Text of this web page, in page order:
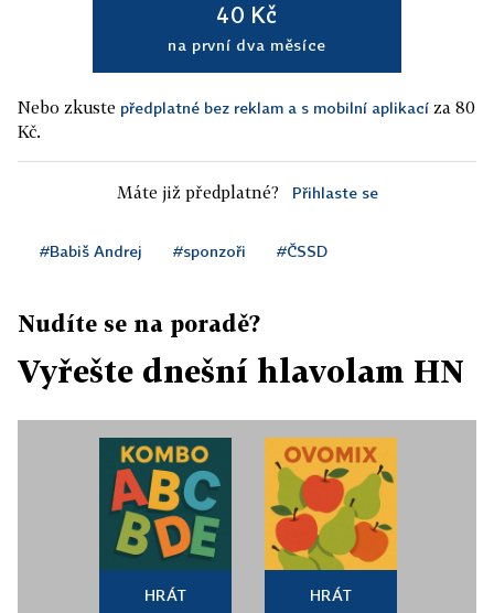
40 Kč
na první dva měsíce
Nebo zkuste předplatné bez reklam a s mobilní aplikací za 80
Kč.
Máte již předplatné? Přihlaste se
#Babiš Andrej #sponzoři #ČSSD
Nudíte se na poradě?
Vyřešte dnešní hlavolam HN
HRÁT HRÁT